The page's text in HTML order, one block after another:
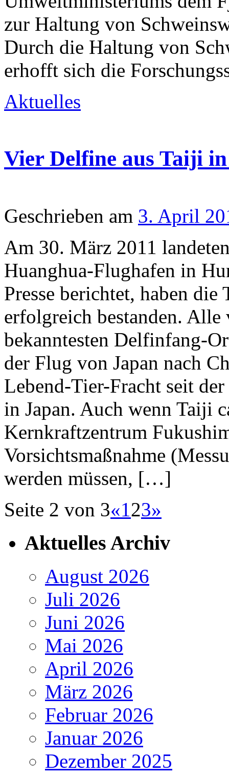
zur Haltung von
Durch die Haltung von
erhofft sich die
Aktuelles
Vier Delfine aus Taiji
Geschrieben am 3. April
Am 30. März 2011
Huanghua-Flughafen in
Presse berichtet, haben
erfolgreich bestanden. Alle
bekanntesten Delfinfang-
der Flug von Japan nach
Lebend-Tier-Fracht seit
in Japan. Auch wenn Taiji
Kernkraftzentrum
Vorsichtsmaßnahme
werden müssen, […]
Seite 2 von 3«123»
Aktuelles Archiv
August 2026
Juli 2026
Juni 2026
Mai 2026
April 2026
März 2026
Februar 2026
Januar 2026
Dezember 2025